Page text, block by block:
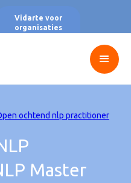
Vidarte voor
organisaties
ochtend nlp practitioner
Master